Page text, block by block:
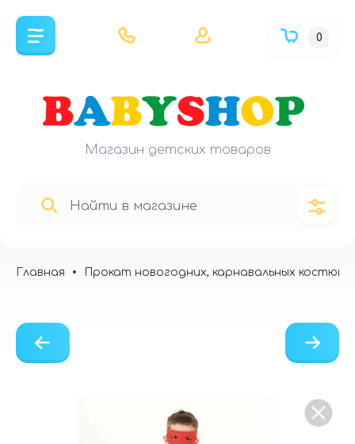
Магазин детских товаров
0
Главная Прокат новогодних, карнавальных